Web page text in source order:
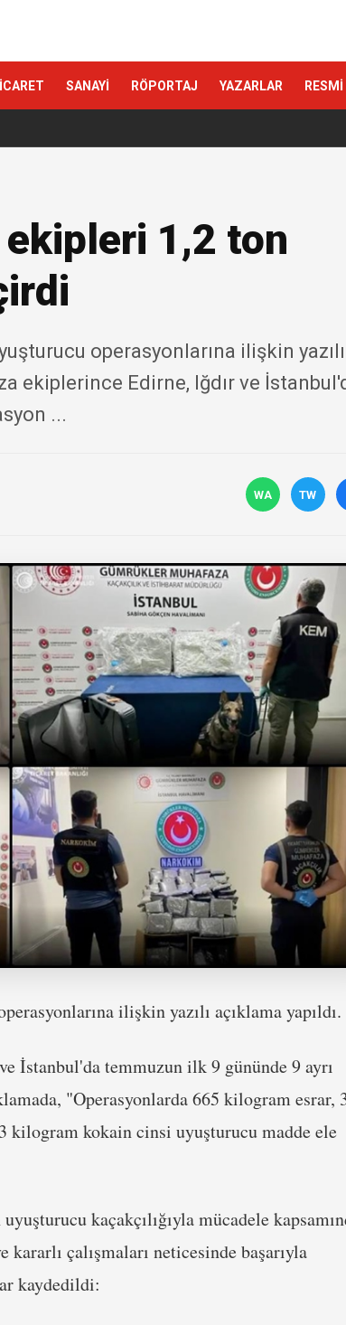
SANAYİ RÖPORTAJ YAZARLAR
1,2 ton
operasyonlarına ilişkin yazılı
ekiplerince Edirne, Iğdır ve
...
WA TW
ilişkin yazılı açıklama yapıldı.
İstanbul'da temmuzun ilk 9 gününde 9 ayrı
"Operasyonlarda 665 kilogram esrar,
kokain cinsi uyuşturucu madde ele
kaçakçılığıyla mücadele
çalışmaları neticesinde başarıyla
kaydedildi: